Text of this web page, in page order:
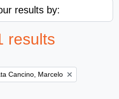
results by:
results
filter:
Cancino, Marcelo